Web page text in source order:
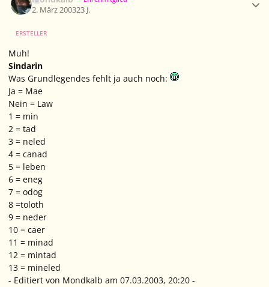
2. März 200323 J.
ERSTELLER
Muh!
Sindarin
Was Grundlegendes fehlt ja auch noch:
Ja = Mae
Nein = Law
1 = min
2 = tad
3 = neled
4 = canad
5 = leben
6 = eneg
7 = odog
8 =toloth
9 = neder
10 = caer
11 = minad
12 = mintad
13 = mineled
- Editiert von Mondkalb am 07.03.2003, 20:20 -